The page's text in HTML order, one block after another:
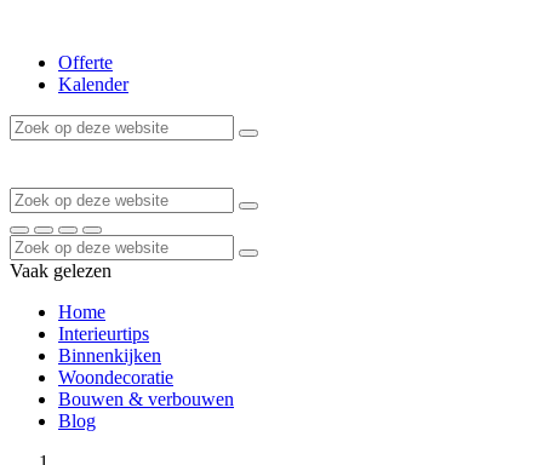
Offerte
Kalender
Vaak gelezen
Home
Interieurtips
Binnenkijken
Woondecoratie
Bouwen & verbouwen
Blog